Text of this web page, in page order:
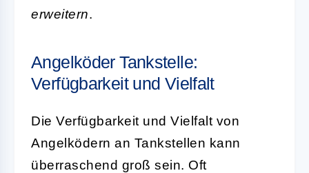
erweitern.
Angelköder Tankstelle:
Verfügbarkeit und Vielfalt
Die Verfügbarkeit und Vielfalt von
Angelködern an Tankstellen kann
überraschend groß sein. Oft